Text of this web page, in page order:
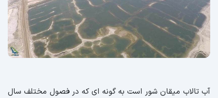
آب تالاب میقان شور است به گونه ای که در فصول مختلف سال